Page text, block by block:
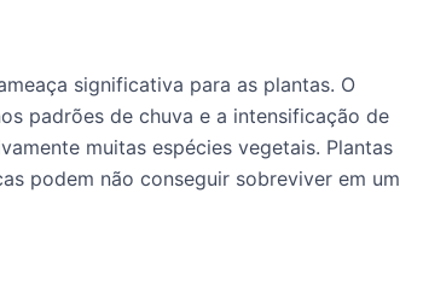
significativa para as plantas. O
padrões de chuva e a intensificação de
muitas espécies vegetais. Plantas
podem não conseguir sobreviver em um